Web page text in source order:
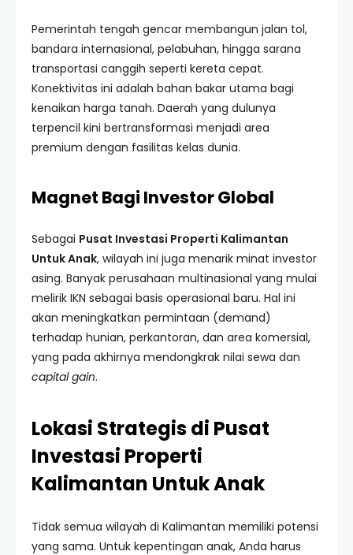
Pemerintah tengah gencar membangun jalan tol,
bandara internasional, pelabuhan, hingga sarana
transportasi canggih seperti kereta cepat.
Konektivitas ini adalah bahan bakar utama bagi
kenaikan harga tanah. Daerah yang dulunya
terpencil kini bertransformasi menjadi area
premium dengan fasilitas kelas dunia.
Magnet Bagi Investor Global
Sebagai Pusat Investasi Properti Kalimantan
Untuk Anak, wilayah ini juga menarik minat investor
asing. Banyak perusahaan multinasional yang mulai
melirik IKN sebagai basis operasional baru. Hal ini
akan meningkatkan permintaan (demand)
terhadap hunian, perkantoran, dan area komersial,
yang pada akhirnya mendongkrak nilai sewa dan
capital gain.
Lokasi Strategis di Pusat
Investasi Properti
Kalimantan Untuk Anak
Tidak semua wilayah di Kalimantan memiliki potensi
yang sama. Untuk kepentingan anak, Anda harus